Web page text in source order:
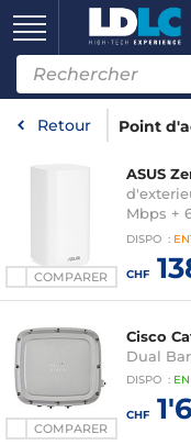
Retour Point
COMPARER
ASUS
Mbps +
LAN/
DISPO :
CHF
COMPARER
Cisco
Dual
DISPO : EN
CHF